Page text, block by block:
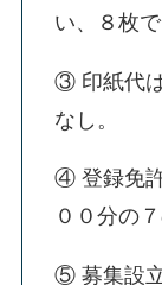
い、８枚
③ 印紙代
なし。
④ 登録免
００分の
⑤ 募集設